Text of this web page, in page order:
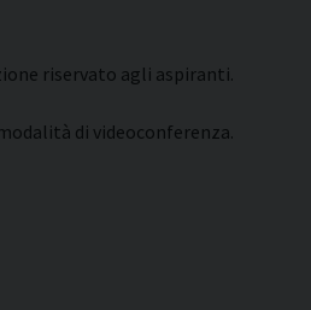
riservato agli aspiranti.
di videoconferenza.